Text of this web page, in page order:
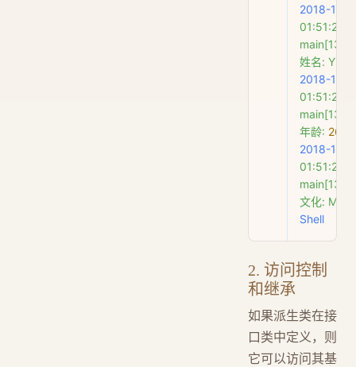
2018-11-
姓名: Yii
2018-11-
年龄: 26
2018-11-
文化: MBA
Shell
2. 访问控制
和继承
如果派生类在接
口类中定义，则
它可以访问其基